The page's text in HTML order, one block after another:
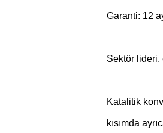
Garanti: 12
Sektör lideri,
Katalitik
kısımda